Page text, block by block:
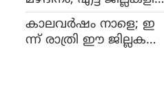
ഓറഞ്ച് അലർട്ട്
കാലവർഷം നാളെ; ഇ
ന്ന് രാത്രി ഈ ജില്ലക